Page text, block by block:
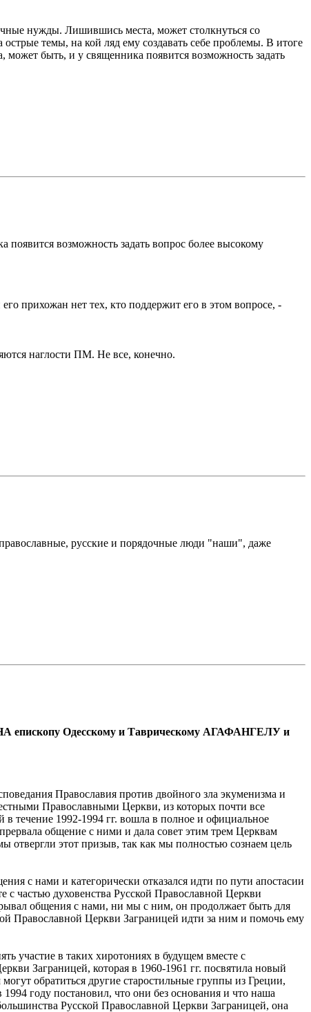
нужды. Лишившись места, может столкнуться со
темы, на кой ляд ему создавать себе проблемы. В итоге
может быть, и у священника появится возможность задать
появится возможность задать вопрос более высокому
прихожан нет тех, кто поддержит его в этом вопросе, -
наглости ПМ. Не все, конечно.
русские и порядочные люди "наши", даже
епископу Одесскому и Таврическому АГАФАНГЕЛУ и
Православия против двойного зла экуменизма и
Православными Церкви, из которых почти все
в течение 1992-1994 гг. вошла в полное и официальное
общение с ними и дала совет этим трем Церквам
этот призыв, так как мы полностью сознаем цель
с нами и категорически отказался идти по пути апостасии
частью духовенства Русской Православной Церкви
общения с нами, ни мы с ним, он продолжает быть для
Православной Церкви Заграницей идти за ним и помочь ему
участие в таких хиротониях в будущем вместе с
Заграницей, которая в 1960-1961 гг. посвятила новый
обратиться другие старостильные группы из Греции,
году постановил, что они без основания и что наша
Русской Православной Церкви Заграницей, она